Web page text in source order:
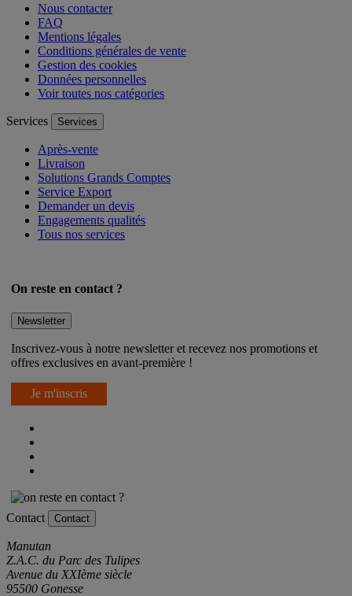
Nous contacter
FAQ
Mentions légales
Conditions générales de vente
Gestion des cookies
Données personnelles
Voir toutes nos catégories
Services Services
Après-vente
Livraison
Solutions Grands Comptes
Service Export
Demander un devis
Engagements qualités
Tous nos services
On reste en contact ?
Newsletter
Inscrivez-vous à notre newsletter et recevez nos promotions et
offres exclusives en avant-première !
Je m'inscris
Contact Contact
Manutan
Z.A.C. du Parc des Tulipes
Avenue du XXIème siècle
95500 Gonesse